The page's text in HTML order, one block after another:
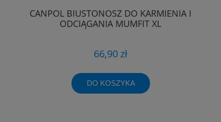
CANPOL BIUSTONOSZ DO KARMIENIA I
ODCIĄGANIA MUMFIT XL
66,90 zł
DO KOSZYKA